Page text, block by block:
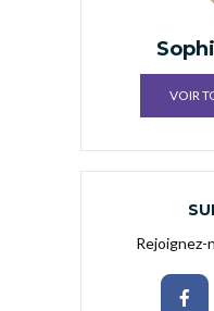
VOIR
Rejoignez-